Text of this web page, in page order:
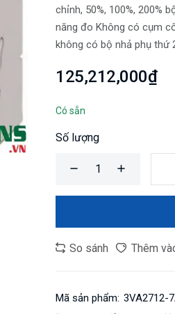
chỉnh, 50%, 100%, 200%
năng đo Không có cụm
không có bộ nhả phụ thứ
125,212,000₫
Có sẵn
Số lượng
So sánh Thêm
Mã sản phẩm: 3VA2712-